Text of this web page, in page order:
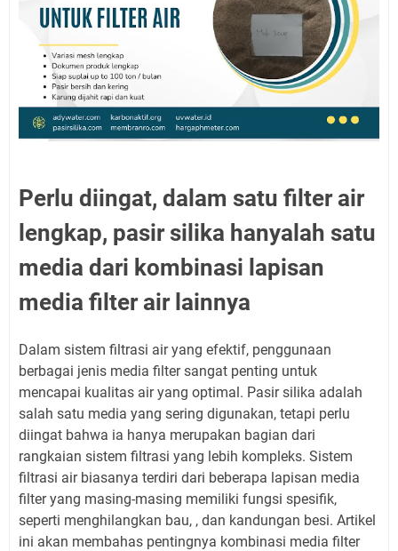
Perlu diingat, dalam satu filter air
lengkap, pasir silika hanyalah satu
media dari kombinasi lapisan
media filter air lainnya
Dalam sistem filtrasi air yang efektif, penggunaan
berbagai jenis media filter sangat penting untuk
mencapai kualitas air yang optimal. Pasir silika adalah
salah satu media yang sering digunakan, tetapi perlu
diingat bahwa ia hanya merupakan bagian dari
rangkaian sistem filtrasi yang lebih kompleks. Sistem
filtrasi air biasanya terdiri dari beberapa lapisan media
filter yang masing-masing memiliki fungsi spesifik,
seperti menghilangkan bau, , dan kandungan besi. Artikel
ini akan membahas pentingnya kombinasi media filter